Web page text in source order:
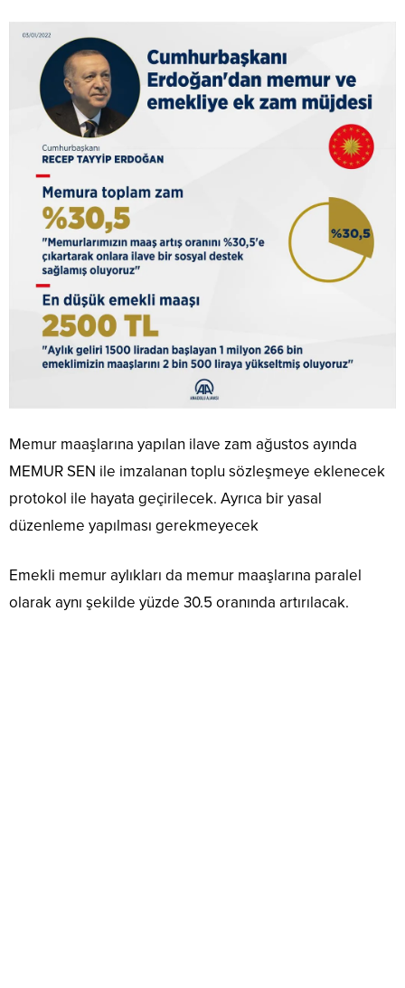
Memur maaşlarına yapılan ilave zam ağustos ayında
MEMUR SEN ile imzalanan toplu sözleşmeye eklenecek
protokol ile hayata geçirilecek. Ayrıca bir yasal
düzenleme yapılması gerekmeyecek
Emekli memur aylıkları da memur maaşlarına paralel
olarak aynı şekilde yüzde 30.5 oranında artırılacak.